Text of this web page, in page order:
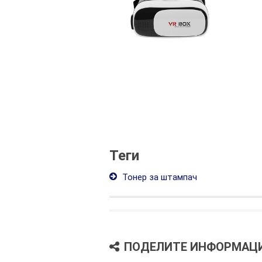
Теги
Тонер за штампач
ПОДЕЛИТЕ